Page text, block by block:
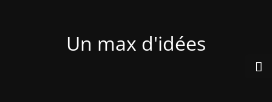
Un max d'idées